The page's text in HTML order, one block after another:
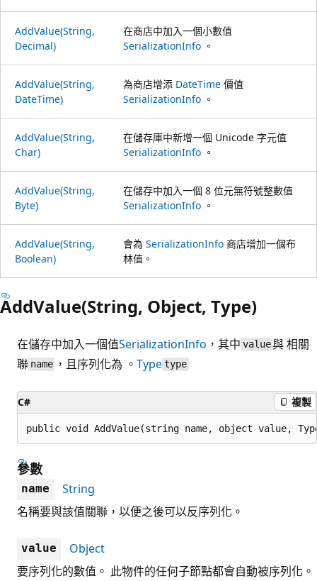
AddValue(String,
Decimal)
在商店中加入一個小數值
SerializationInfo 。
AddValue(String,
DateTime)
為商店增添 DateTime 價值
SerializationInfo 。
AddValue(String,
Char)
在儲存庫中新增一個 Unicode 字元值
SerializationInfo 。
AddValue(String,
Byte)
在儲存中加入一個 8 位元無符號整數值
SerializationInfo 。
AddValue(String,
Boolean)
會為 SerializationInfo 商店增加一個布
林值。
AddValue(String, Object, Type)
在儲存中加入一個值SerializationInfo ，其中 value與 相關
聯 name ，且序列化為 。Typetype
C# 複製
public void AddValue(string name, object value,
參數
name
String
名稱要與該值關聯，以便之後可以反序列化。
value
Object
要序列化的數值。 此物件的任何子節點都會自動被序列化。